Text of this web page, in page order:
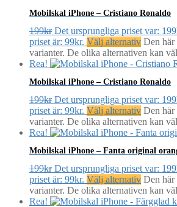
Mobilskal iPhone – Cristiano Ronaldo
199kr Det ursprungliga priset var:
priset är: 99kr. Välj alternativ Den här
varianter. De olika alternativen kan
Rea!
Mobilskal iPhone – Cristiano Ronaldo
199kr Det ursprungliga priset var:
priset är: 99kr. Välj alternativ Den här
varianter. De olika alternativen kan
Rea!
Mobilskal iPhone – Fanta original
199kr Det ursprungliga priset var:
priset är: 99kr. Välj alternativ Den här
varianter. De olika alternativen kan
Rea!